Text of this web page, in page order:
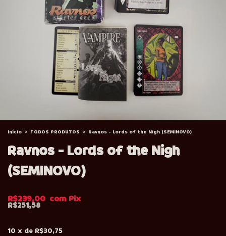
Início > TODOS PRODUTOS > Ravnos - Lords of the Nigh (SEMINOVO)
Ravnos - Lords of the Nigh
(SEMINOVO)
R$251,58
R$239,00
10 x de R$30,75